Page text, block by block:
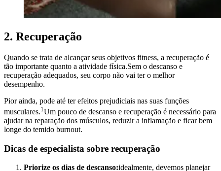
2. Recuperação
Quando se trata de alcançar seus objetivos fitness, a recuperação é
tão importante quanto a atividade física.Sem o descanso e
recuperação adequados, seu corpo não vai ter o melhor
desempenho.
Pior ainda, pode até ter efeitos prejudiciais nas suas funções
musculares.1 Um pouco de descanso e recuperação é necessário para
ajudar na reparação dos músculos, reduzir a inflamação e ficar bem
longe do temido burnout.
Dicas de especialista sobre recuperação
Priorize os dias de descanso:idealmente, devemos planejar